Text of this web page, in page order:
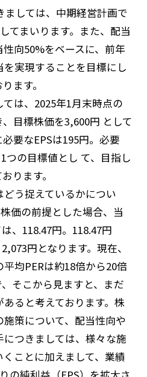
ましては、中期経営計画で
てまいります。また、配当
向50%をベースに、前年
実現することを目標にし
ます。
は、2025年1月末時点の
目標株価を3,600円 として
要なEPSは195円。必要
つの目標値とし て、目指し
ります。
う捉えているかについ
価の前提とした場合、当
、118.47円。118.47円
円となります。現在、
均PERは約18倍から20倍
そこから見ますと、まだ
ると考えております。株
策について、配当性向や
つきましては、様々な施
ことに加えまして、業績